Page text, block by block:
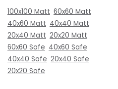
100x100 Matt 60x60 Matt
40x60 Matt 40x40 Matt
20x40 Matt 20x20 Matt
60x60 Safe 40x60 Safe
40x40 Safe 20x40 Safe
20x20 Safe